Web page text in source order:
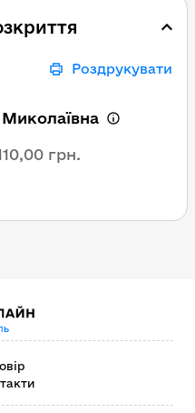
Роздрукувати
грн.